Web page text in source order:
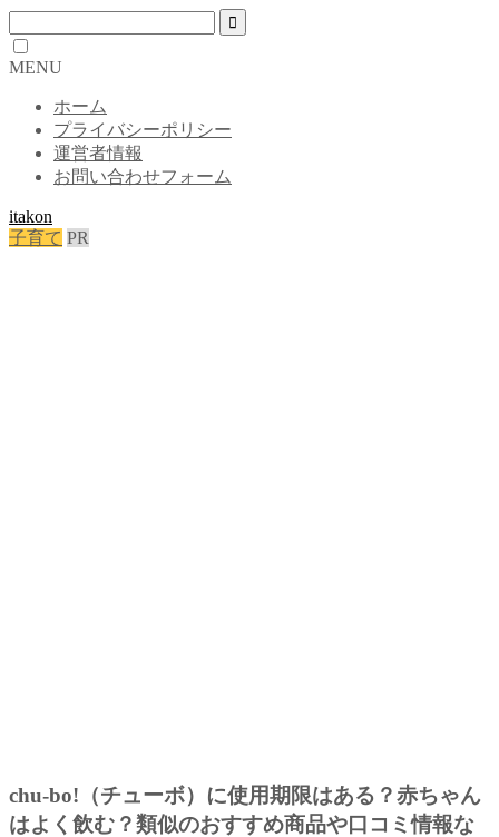
MENU
ホーム
プライバシーポリシー
運営者情報
お問い合わせフォーム
itakon
子育て PR
chu-bo!（チューボ）に使用期限はある？赤ちゃん
はよく飲む？類似のおすすめ商品や口コミ情報な